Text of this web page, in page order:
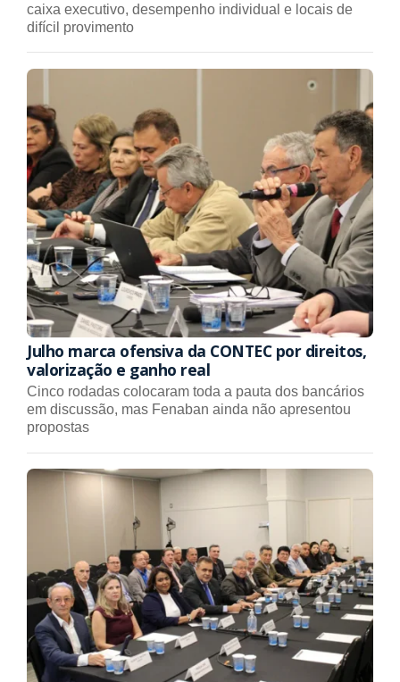
caixa executivo, desempenho individual e locais de
difícil provimento
Julho marca ofensiva da CONTEC por direitos,
valorização e ganho real
Cinco rodadas colocaram toda a pauta dos bancários
em discussão, mas Fenaban ainda não apresentou
propostas